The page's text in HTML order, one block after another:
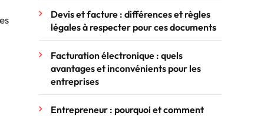
Devis et facture : différences et règles
légales à respecter pour ces documents
Facturation électronique : quels
avantages et inconvénients pour les
entreprises
Entrepreneur : pourquoi et comment